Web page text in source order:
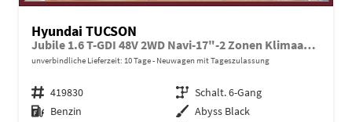
Hyundai TUCSON
Jubile 1.6 T-GDI 48V 2WD Navi-17"-2 Zonen Klimaautomatik-LED-Kamera-Sofort
unverbindliche Lieferzeit: 10 Tage Neuwagen mit Tageszulassung
Fahrzeugnr. 419830 Getriebe Schalt. 6-Gang
Kraftstoff Benzin Außenfarbe Abyss Black